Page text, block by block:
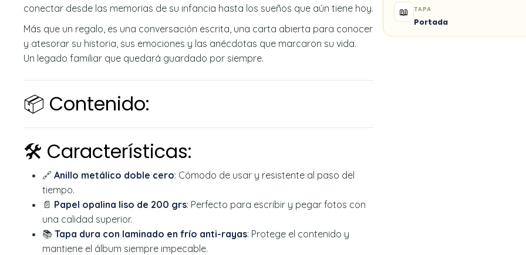
conectar desde las memorias de su infancia hasta los sueños que aún tiene hoy.
Más que un regalo, es una conversación escrita, una carta abierta para conocer
y atesorar su historia, sus emociones y las anécdotas que marcaron su vida.
Un legado familiar que quedará guardado por siempre.
📦 Contenido:
🛠️ Características:
🔗 Anillo metálico doble cero: Cómodo de usar y resistente al paso del
tiempo.
📄 Papel opalina liso de 200 grs: Perfecto para escribir y pegar fotos con
una calidad superior.
📚 Tapa dura con laminado en frío anti-rayas: Protege el contenido y
mantiene el álbum siempre impecable.
📖 TAPA
Portada